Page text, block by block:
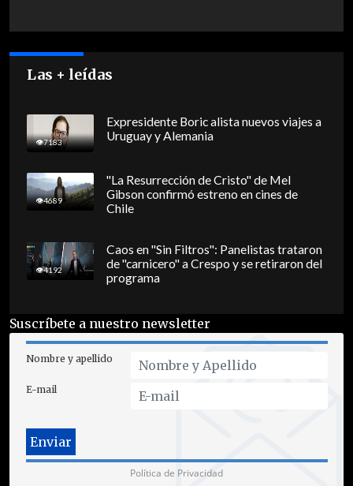
Las + leídas
7183
Expresidente Boric alista nuevos viajes a
Uruguay y Alemania
4689
"La Resurrección de Cristo" de Mel
Gibson confirmó estreno en cines de
Chile
4192
Caos en "Sin Filtros": Panelistas trataron
de "carnicero" a Crespo y se retiraron del
programa
Suscríbete a nuestro newsletter
Nombre y apellido
E-mail
Política de Privacidad